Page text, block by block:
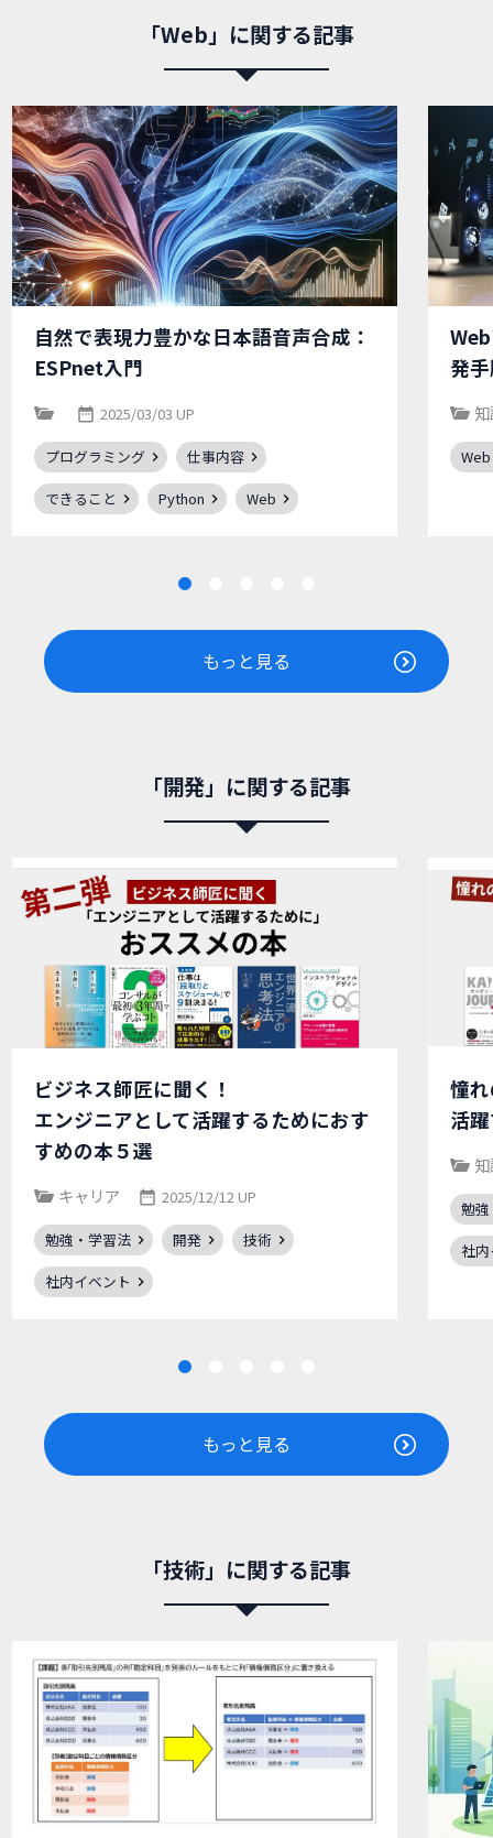
「Web」に関する記事
自然で表現力豊かな日本語音声合成：
ESPnet入門
2025/03/03 UP
プログラミング
仕事内容
できること
Python Web
発
Web
もっと見る
「開発」に関する記事
ビジネス師匠に聞く！
エンジニアとして活躍するためにおす
すめの本５選
キャリア 2025/12/12 UP
勉強・学習法 開発
技術
社内イベント
憧
活
勉
社
もっと見る
「技術」に関する記事